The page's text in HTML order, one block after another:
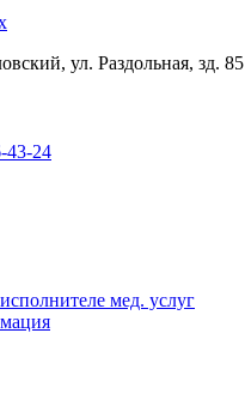
ул. Раздольная, зд. 85
43-24
мед. услуг